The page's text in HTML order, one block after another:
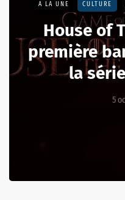
A LA UNE CULTURE
House of
première
la
5